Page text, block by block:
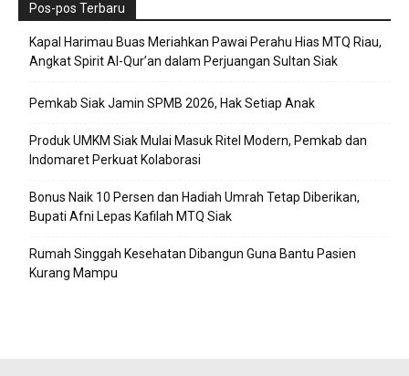
Pos-pos Terbaru
Kapal Harimau Buas Meriahkan Pawai Perahu Hias MTQ Riau,
Angkat Spirit Al-Qur’an dalam Perjuangan Sultan Siak
Pemkab Siak Jamin SPMB 2026, Hak Setiap Anak
Produk UMKM Siak Mulai Masuk Ritel Modern, Pemkab dan
Indomaret Perkuat Kolaborasi
Bonus Naik 10 Persen dan Hadiah Umrah Tetap Diberikan,
Bupati Afni Lepas Kafilah MTQ Siak
Rumah Singgah Kesehatan Dibangun Guna Bantu Pasien
Kurang Mampu